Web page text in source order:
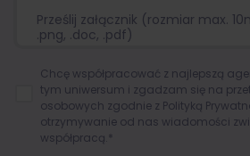
Prześlij załącznik (rozmiar max.
.png, .doc, .pdf)
Chcę współpracować z najlepszą
tym uniwersum i zgadzam się na
osobowych zgodnie z Polityką
otrzymywanie od nas wiadomości
współpracą.*